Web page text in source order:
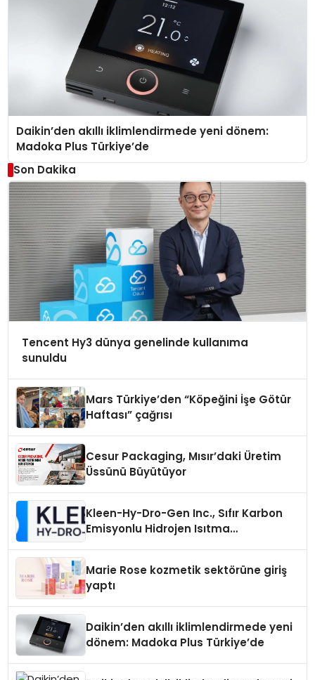
Daikin’den akıllı iklimlendirmede yeni dönem:
Madoka Plus Türkiye’de
Son Dakika
Tencent Hy3 dünya genelinde kullanıma
sunuldu
Mars Türkiye’den “Köpeğini İşe Götür
Haftası” çağrısı
Cesur Packaging, Mısır’daki Üretim
Üssünü Büyütüyor
Kleen-Hy-Dro-Gen Inc., Sıfır Karbon
Emisyonlu Hidrojen Isıtma
Marie Rose kozmetik sektörüne giriş
yaptı
Daikin’den akıllı iklimlendirmede yeni
dönem: Madoka Plus Türkiye’de